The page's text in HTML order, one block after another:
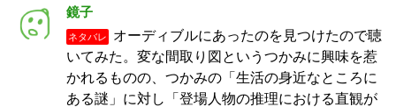
鏡子
ネタバレ
オーディブルにあったのを見つけたので聴
いてみた。変な間取り図というつかみに興味を惹
かれるものの、つかみの「生活の身近なところに
ある謎」に対し「登場人物の推理における直観が